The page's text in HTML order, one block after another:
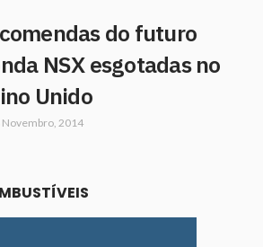
do futuro
NSX esgotadas no
Unido
Novembro, 2014